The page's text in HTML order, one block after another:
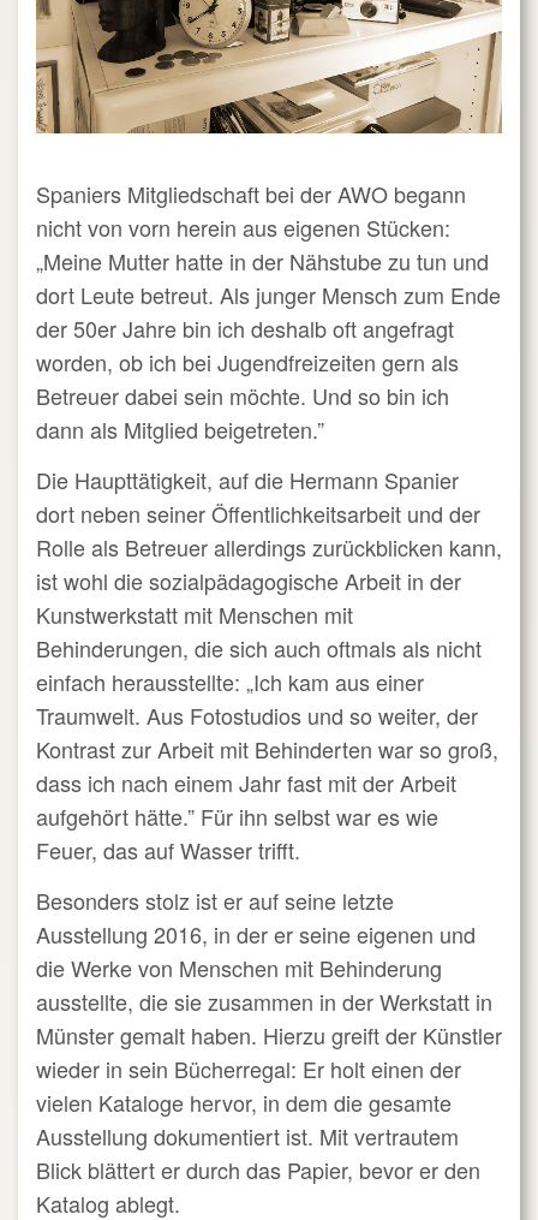
Spaniers Mitgliedschaft bei der AWO begann
nicht von vorn herein aus eigenen Stücken:
„Meine Mutter hatte in der Nähstube zu tun und
dort Leute betreut. Als junger Mensch zum Ende
der 50er Jahre bin ich deshalb oft angefragt
worden, ob ich bei Jugendfreizeiten gern als
Betreuer dabei sein möchte. Und so bin ich
dann als Mitglied beigetreten.”
Die Haupttätigkeit, auf die Hermann Spanier
dort neben seiner Öffentlichkeitsarbeit und der
Rolle als Betreuer allerdings zurückblicken kann,
ist wohl die sozialpädagogische Arbeit in der
Kunstwerkstatt mit Menschen mit
Behinderungen, die sich auch oftmals als nicht
einfach herausstellte: „Ich kam aus einer
Traumwelt. Aus Fotostudios und so weiter, der
Kontrast zur Arbeit mit Behinderten war so groß,
dass ich nach einem Jahr fast mit der Arbeit
aufgehört hätte.” Für ihn selbst war es wie
Feuer, das auf Wasser trifft.
Besonders stolz ist er auf seine letzte
Ausstellung 2016, in der er seine eigenen und
die Werke von Menschen mit Behinderung
ausstellte, die sie zusammen in der Werkstatt in
Münster gemalt haben. Hierzu greift der Künstler
wieder in sein Bücherregal: Er holt einen der
vielen Kataloge hervor, in dem die gesamte
Ausstellung dokumentiert ist. Mit vertrautem
Blick blättert er durch das Papier, bevor er den
Katalog ablegt.